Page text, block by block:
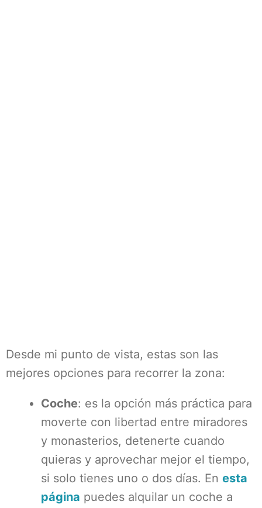
Desde mi punto de vista, estas son las
mejores opciones para recorrer la zona:
Coche: es la opción más práctica para
moverte con libertad entre miradores
y monasterios, detenerte cuando
quieras y aprovechar mejor el tiempo,
si solo tienes uno o dos días. En esta
página puedes alquilar un coche a